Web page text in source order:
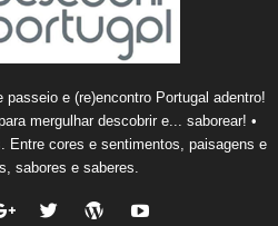
passeio e (re)encontro Portugal adentro!
mergulhar descobrir e... saborear! •
Entre cores e sentimentos, paisagens e
sabores e saberes.